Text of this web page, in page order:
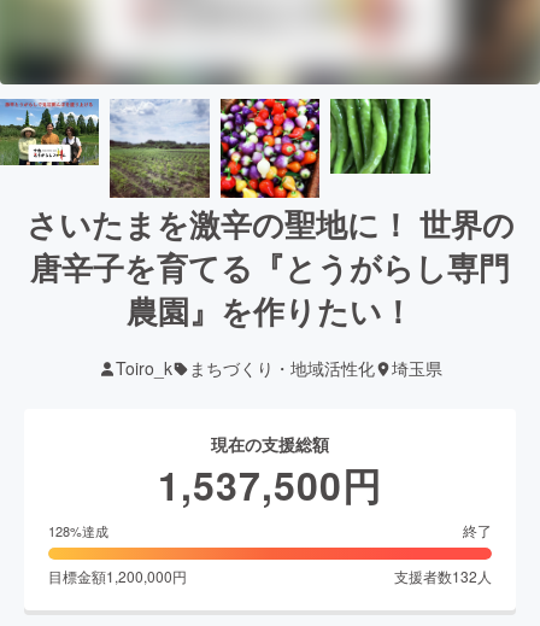
さいたまを激辛の聖地に！ 世界の
唐辛子を育てる『とうがらし専門
農園』を作りたい！
Toiro_k まちづくり・地域活性化 埼玉県
現在の支援総額
1,537,500円
128%達成 終了
目標金額1,200,000円 支援者数132 人